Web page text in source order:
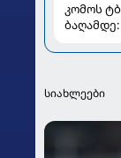
კომოს
სიახლეები